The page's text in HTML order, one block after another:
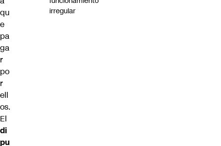
qu
e
pa
ga
r
po
r
ell
os.
El
di
pu
irregular